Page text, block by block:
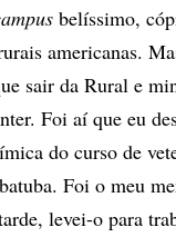
belíssimo,
americanas.
sair da Rural e
Foi aí que eu
do curso de
Foi o meu
levei-o para